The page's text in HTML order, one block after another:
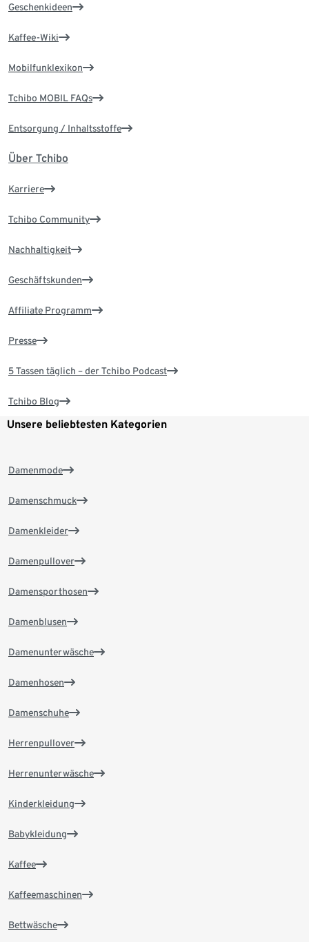
Geschenkideen
Kaffee-Wiki
Mobilfunklexikon
Tchibo MOBIL FAQs
Entsorgung / Inhaltsstoffe
Über Tchibo
Karriere
Tchibo Community
Nachhaltigkeit
Geschäftskunden
Affiliate Programm
Presse
5 Tassen täglich – der Tchibo Podcast
Tchibo Blog
Unsere beliebtesten Kategorien
Damenmode
Damenschmuck
Damenkleider
Damenpullover
Damensporthosen
Damenblusen
Damenunterwäsche
Damenhosen
Damenschuhe
Herrenpullover
Herrenunterwäsche
Kinderkleidung
Babykleidung
Kaffee
Kaffeemaschinen
Bettwäsche